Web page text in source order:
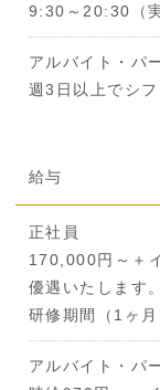
9:30～20:30（
アルバイト・パ
週3日以上でシ
給与
正社員
170,000円～＋
優遇いたします
研修期間（1ヶ月
アルバイト・パ